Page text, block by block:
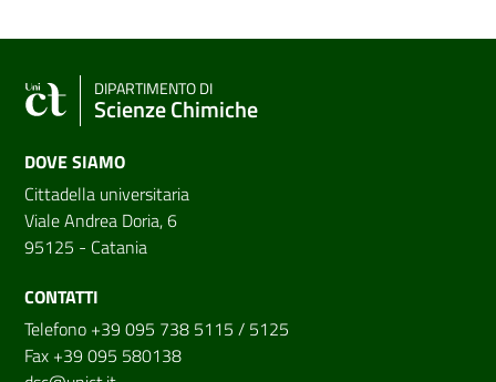
DIPARTIMENTO DI
Scienze Chimiche
DOVE SIAMO
Cittadella universitaria
Viale Andrea Doria, 6
95125 - Catania
CONTATTI
Telefono +39 095 738 5115 / 5125
Fax +39 095 580138